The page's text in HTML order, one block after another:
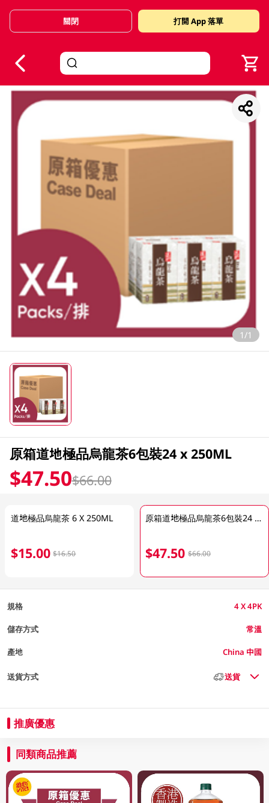
Valid Until 30 June 2026
關閉 打開 App 落單
1/1
原箱道地極品烏龍茶6包裝24 x 250ML
$47.50$66.00
道地極品烏龍茶 6 X 250ML
$15.00 $16.50
原箱道地極品烏龍茶6包裝24 x 250ML
$47.50 $66.00
規格 4 X 4PK
儲存方式 常溫
產地 China 中國
送貨方式 送貨
推廣優惠
同類商品推薦